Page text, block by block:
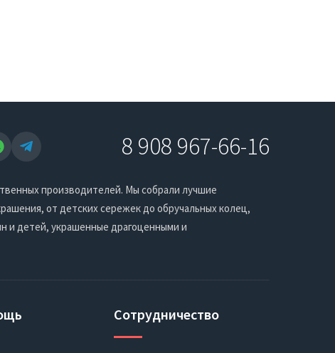
8 908 967-66-16
производителей. Мы собрали лучшие
от детских сережек до обручальных колец,
и детей, украшенные драгоценными и
Сотрудничество